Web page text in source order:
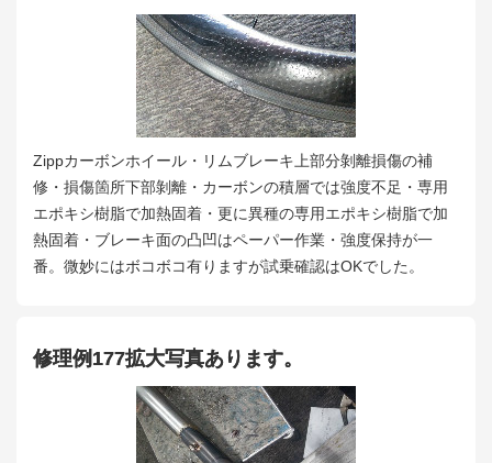
Zippカーボンホイール・リムブレーキ上部分剝離損傷の補
修・損傷箇所下部剝離・カーボンの積層では強度不足・専用
エポキシ樹脂で加熱固着・更に異種の専用エポキシ樹脂で加
熱固着・ブレーキ面の凸凹はペーパー作業・強度保持が一
番。微妙にはボコボコ有りますが試乗確認はOKでした。
修理例177拡大写真あります。